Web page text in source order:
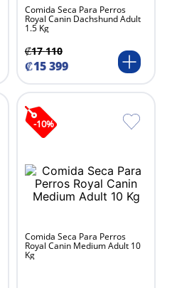
Comida Seca Para Perros
Royal Canin Dachshund Adult
1.5 Kg
₡17 110
₡15399
-10%
Comida Seca Para Perros
Royal Canin Medium Adult 10
Kg